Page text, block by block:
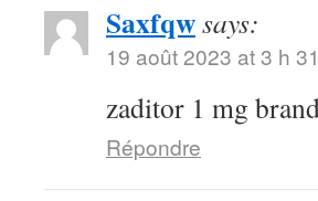
Saxfqwsays:
19 août 2023 at 3 h
zaditor 1 mg
Répondre